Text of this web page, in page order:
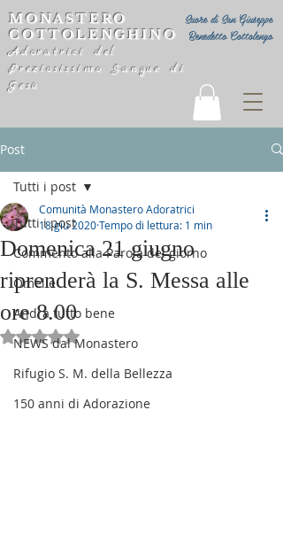
Suore di San Giuseppe
Benedetto Cottolengo
MONASTERO
COTTOLENGHINO
Adoratrici del
Preziosissimo Sangue di
Gesù
Post
Tutti i post
Commento alla Parola del giorno
Omelie
Andrà tutto bene
NEWS dal Monastero
Rifugio S. M. della Bellezza
150 anni di Adorazione
Tutti i post
Domenica 21 giugno
riprenderà la S. Messa alle
ore 8.00
Comunità Monastero Adoratrici
18 giu 2020Tempo di lettura: 1 min
Valutazione NaN stelle su 5.